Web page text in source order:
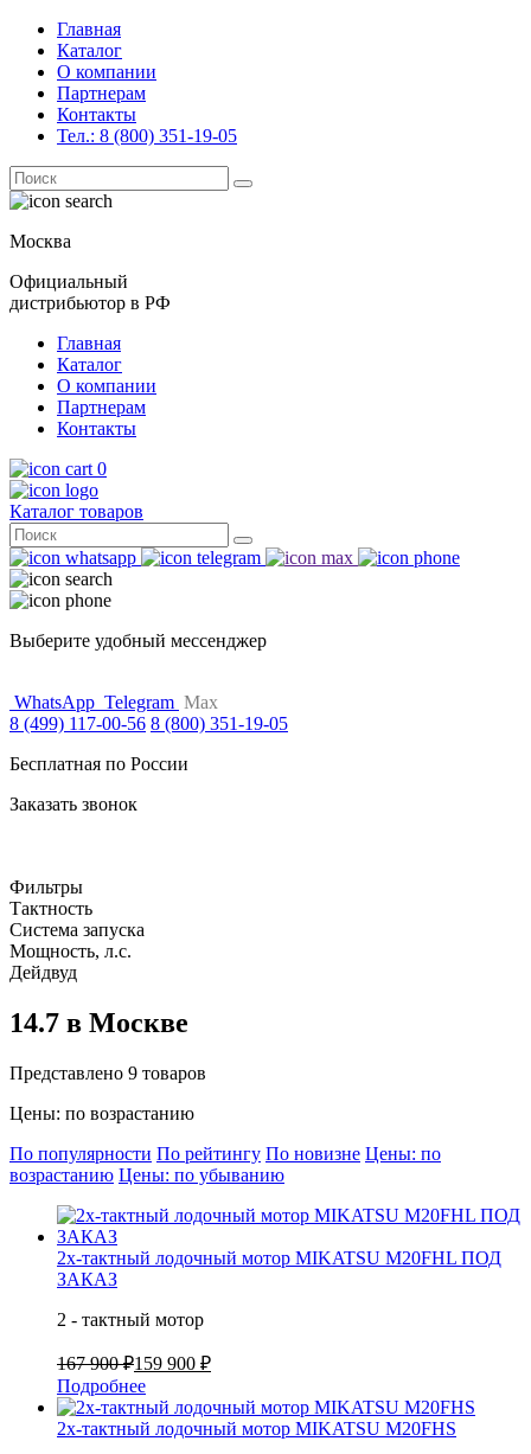
Главная
Каталог
О компании
Партнерам
Контакты
Тел.: 8 (800) 351-19-05
Поиск
for:
Москва
Официальный
дистрибьютор в РФ
Главная
Каталог
О компании
Партнерам
Контакты
0
Каталог товаров
Поиск
for:
Выберите удобный мессенджер
WhatsApp Telegram Max
8 (499) 117-00-56 8 (800) 351-19-05
Бесплатная по России
Заказать звонок
Фильтры
Тактность
Система запуска
Мощность, л.с.
Дейдвуд
14.7 в Москве
Представлено 9 товаров
Цены: по возрастанию
По популярности По рейтингу По новизне Цены: по
возрастанию Цены: по убыванию
2х-тактный лодочный мотор MIKATSU M20FHL ПОД
ЗАКАЗ
2 - тактный мотор
167 900 ₽159 900 ₽
Подробнее
2х-тактный лодочный мотор MIKATSU M20FHS